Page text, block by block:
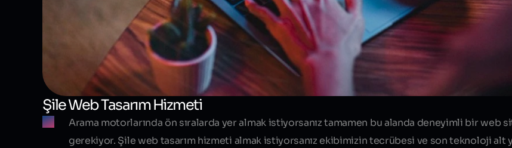
Şile Web Tasarım Hizmeti
Arama motorlarında ön sıralarda yer almak istiyorsanız tamamen bu alanda deneyimli bir web
gerekiyor. Şile web tasarım hizmeti almak istiyorsanız ekibimizin tecrübesi ve son teknoloji alt